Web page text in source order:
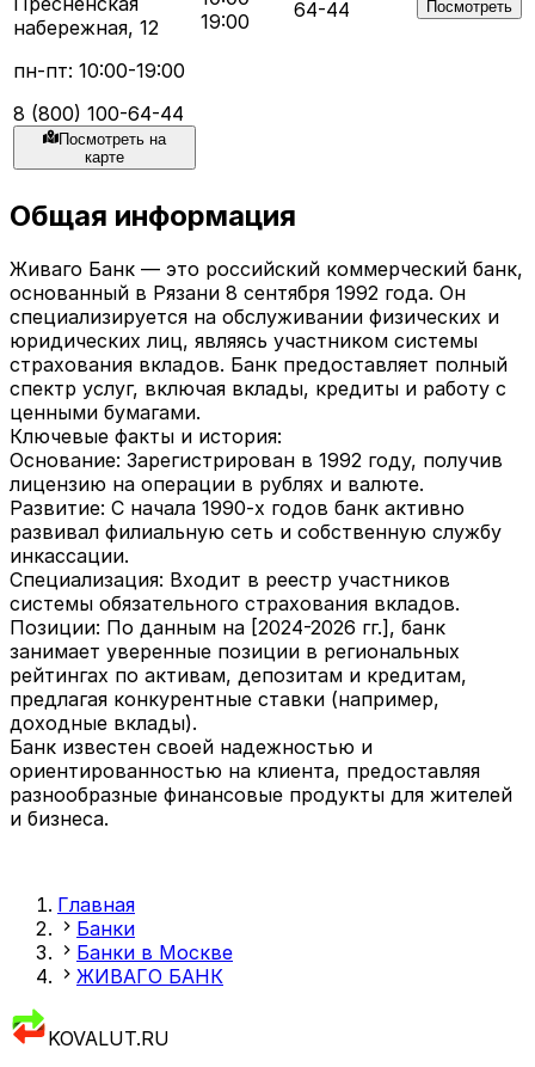
набережная, 12
пн-пт: 10:00-19:00
8 (800) 100-64-44
Посмотреть на
карте
19:00
64-44 Посмотреть
Общая информация
Живаго Банк — это российский коммерческий банк,
основанный в Рязани 8 сентября 1992 года. Он
специализируется на обслуживании физических и
юридических лиц, являясь участником системы
страхования вкладов. Банк предоставляет полный
спектр услуг, включая вклады, кредиты и работу с
ценными бумагами.
Ключевые факты и история:
Основание: Зарегистрирован в 1992 году, получив
лицензию на операции в рублях и валюте.
Развитие: С начала 1990-х годов банк активно
развивал филиальную сеть и собственную службу
инкассации.
Специализация: Входит в реестр участников
системы обязательного страхования вкладов.
Позиции: По данным на [2024-2026 гг.], банк
занимает уверенные позиции в региональных
рейтингах по активам, депозитам и кредитам,
предлагая конкурентные ставки (например,
доходные вклады).
Банк известен своей надежностью и
ориентированностью на клиента, предоставляя
разнообразные финансовые продукты для жителей
и бизнеса.
Главная
Банки
Банки в Москве
ЖИВАГО БАНК
KOVALUT.RU